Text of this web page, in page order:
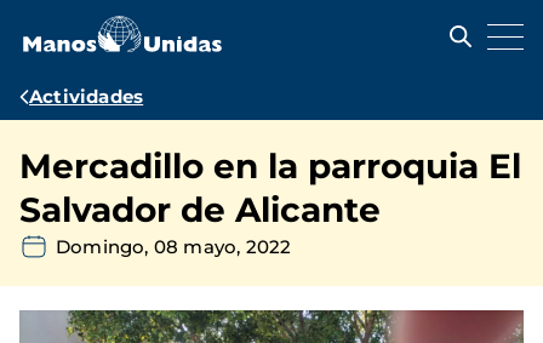
contenido
Ruta
navegación
Actividades
Mercadillo en la parroquia El
Salvador de Alicante
Domingo, 08 mayo, 2022